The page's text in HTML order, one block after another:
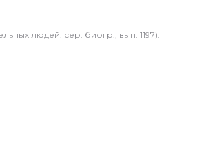
людей: сер. биогр.; вып. 1197).